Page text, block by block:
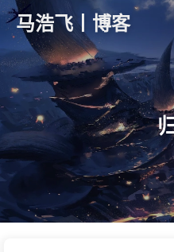
马浩飞丨博客